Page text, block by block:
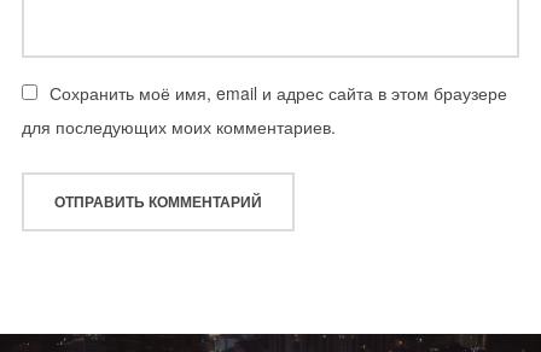
Сохранить моё имя, email и адрес сайта в этом браузере
для последующих моих комментариев.